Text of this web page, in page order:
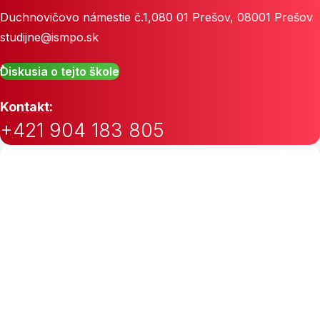
Duchnovičovo námestie č.1,080 01 Prešov, 08001 Prešov
studijne@ismpo.sk
Diskusia o tejto škole
Kontakt:
+421 904 183 805